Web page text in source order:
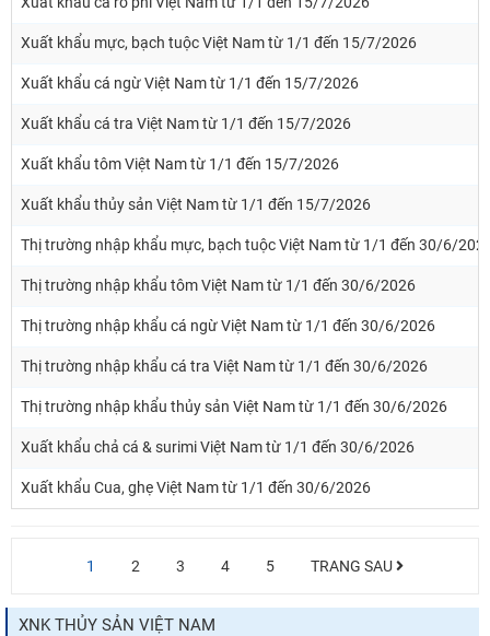
Xuất khẩu mực, bạch tuộc Việt Nam từ 1/1 đến 15/7/2026
Xuất khẩu cá ngừ Việt Nam từ 1/1 đến 15/7/2026
Xuất khẩu cá tra Việt Nam từ 1/1 đến 15/7/2026
Xuất khẩu tôm Việt Nam từ 1/1 đến 15/7/2026
Xuất khẩu thủy sản Việt Nam từ 1/1 đến 15/7/2026
Thị trường nhập khẩu mực, bạch tuộc Việt Nam từ 1/1 đến 30/6/
Thị trường nhập khẩu tôm Việt Nam từ 1/1 đến 30/6/2026
Thị trường nhập khẩu cá ngừ Việt Nam từ 1/1 đến 30/6/2026
Thị trường nhập khẩu cá tra Việt Nam từ 1/1 đến 30/6/2026
Thị trường nhập khẩu thủy sản Việt Nam từ 1/1 đến 30/6/2026
Xuất khẩu chả cá & surimi Việt Nam từ 1/1 đến 30/6/2026
Xuất khẩu Cua, ghẹ Việt Nam từ 1/1 đến 30/6/2026
1 2 3 4 5 TRANG SAU
XNK THỦY SẢN VIỆT NAM